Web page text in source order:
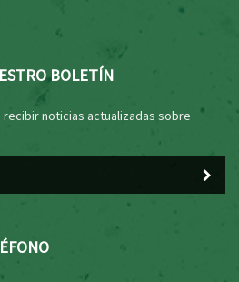
BOLETÍN
noticias actualizadas sobre